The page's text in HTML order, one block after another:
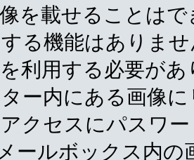
を載せることは
る機能はありま
利用する必要が
ー内にある画像
クセスにパスワ
ールボックス内